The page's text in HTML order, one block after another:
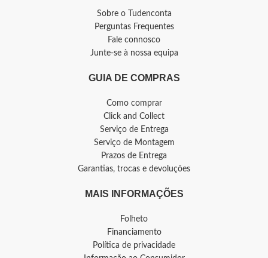
Sobre o Tudenconta
Perguntas Frequentes
Fale connosco
Junte-se à nossa equipa
GUIA DE COMPRAS
Como comprar
Click and Collect
Serviço de Entrega
Serviço de Montagem
Prazos de Entrega
Garantias, trocas e devoluções
MAIS INFORMAÇÕES
Folheto
Financiamento
Política de privacidade